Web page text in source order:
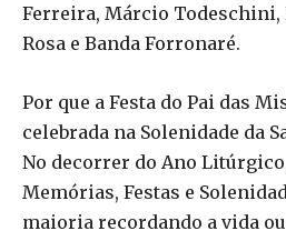
Ferreira, Márcio Todeschini,
Rosa e Banda Forronaré.
Por que a Festa do Pai das
celebrada na Solenidade da
No decorrer do Ano
Memórias, Festas e
maioria recordando a vida